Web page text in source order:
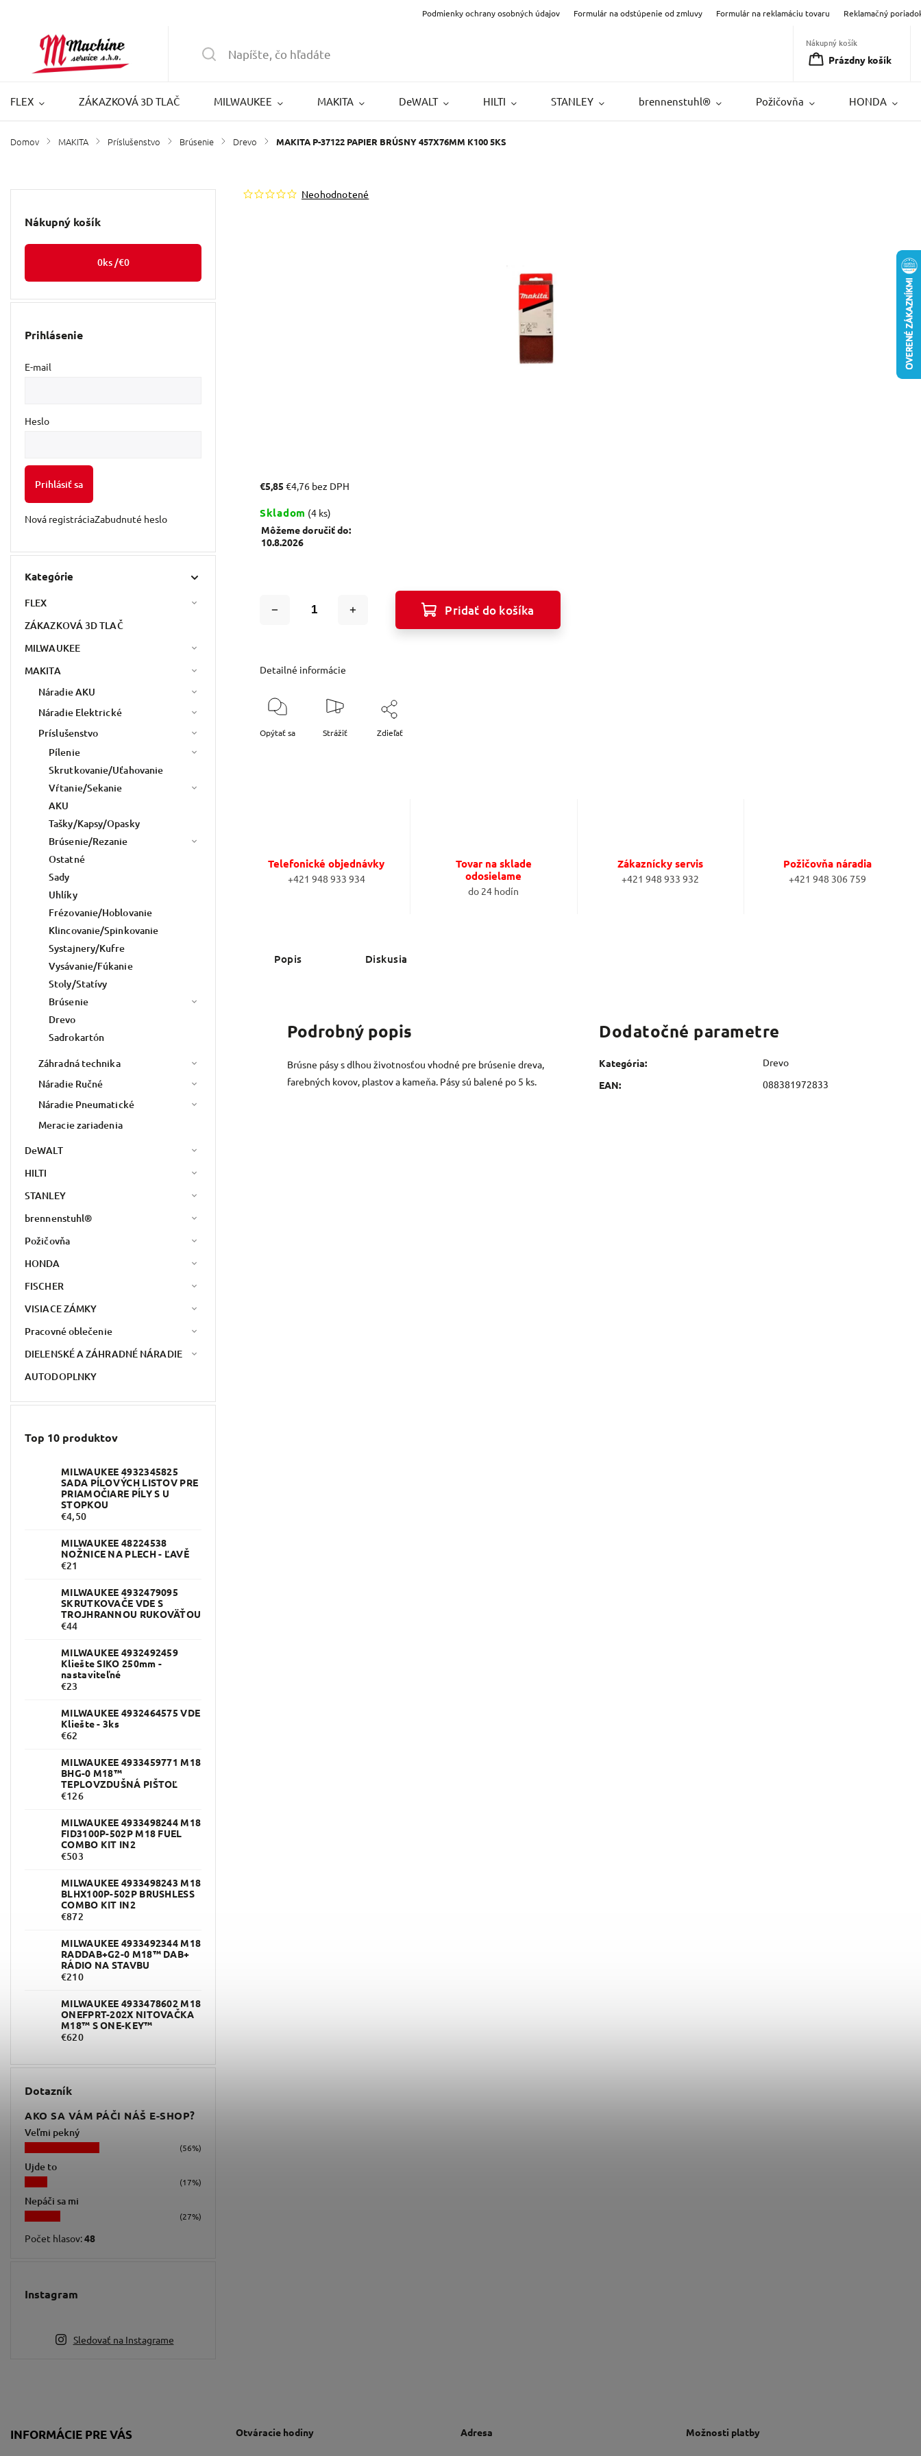
Podmienky ochrany osobných údajov Formulár na odstúpenie od zmluvy Formulár na reklamáciu tovaru Reklamačný
Nákupný košík
Prázdny košík
FLEX ZÁKAZKOVÁ 3D TLAČ MILWAUKEE MAKITA DeWALT HILTI STANLEY brennenstuhl® Požičovňa HONDA
Domov / MAKITA / Príslušenstvo / Brúsenie / Drevo / MAKITA P-37122 PAPIER BRÚSNY 457X76MM K100 5KS
Nákupný košík
0ks /€0
Prihlásenie
E-mail
Heslo
Prihlásiť sa
Nová registráciaZabudnuté heslo
Kategórie
FLEX
ZÁKAZKOVÁ 3D TLAČ
MILWAUKEE
MAKITA
Náradie AKU
Náradie Elektrické
Príslušenstvo
Pílenie
Skrutkovanie/Uťahovanie
Vŕtanie/Sekanie
AKU
Tašky/Kapsy/Opasky
Brúsenie/Rezanie
Ostatné
Sady
Uhlíky
Frézovanie/Hoblovanie
Klincovanie/Spinkovanie
Systajnery/Kufre
Vysávanie/Fúkanie
Stoly/Statívy
Brúsenie
Drevo
Sadrokartón
Záhradná technika
Náradie Ručné
Náradie Pneumatické
Meracie zariadenia
DeWALT
HILTI
STANLEY
brennenstuhl®
Požičovňa
HONDA
FISCHER
VISIACE ZÁMKY
Pracovné oblečenie
DIELENSKÉ A ZÁHRADNÉ NÁRADIE
AUTODOPLNKY
Top 10 produktov
MILWAUKEE 4932345825
SADA PÍLOVÝCH LISTOV PRE
PRIAMOČIARE PÍLY S U
STOPKOU
€4,50
MILWAUKEE 48224538
NOŽNICE NA PLECH - ĽAVĚ
€21
MILWAUKEE 4932479095
SKRUTKOVAČE VDE S
TROJHRANNOU RUKOVÄŤOU
€44
MILWAUKEE 4932492459
Kliešte SIKO 250mm -
nastaviteľné
€23
MILWAUKEE 4932464575 VDE
Kliešte - 3ks
€62
MILWAUKEE 4933459771 M18
BHG-0 M18™
TEPLOVZDUŠNÁ PIŠTOĽ
€126
MILWAUKEE 4933498244 M18
FID3100P-502P M18 FUEL
COMBO KIT IN2
€503
MILWAUKEE 4933498243 M18
BLHX100P-502P BRUSHLESS
COMBO KIT IN2
€872
MILWAUKEE 4933492344 M18
RADDAB+G2-0 M18™ DAB+
RÁDIO NA STAVBU
€210
MILWAUKEE 4933478602 M18
ONEFPRT-202X NITOVAČKA
M18™ S ONE-KEY™
€620
Dotazník
AKO SA VÁM PÁČI NÁŠ E-SHOP?
Veľmi pekný
(56%)
Ujde to
(17%)
Nepáči sa mi
(27%)
Počet hlasov:48
Instagram
Sledovať na Instagrame
Neohodnotené
€5,85 €4,76 bez DPH
Skladom (4 ks)
Môžeme doručiť do:
10.8.2026
Pridať do košíka
Detailné informácie
Opýtať sa Strážiť Zdieľať
Telefonické objednávky
+421 948 933 934
Tovar na sklade
odosielame
do 24 hodín
Zákaznícky servis
+421 948 933 932
Požičovňa náradia
+421 948 306 759
Popis Diskusia
Podrobný popis
Brúsne pásy s dlhou životnosťou vhodné pre brúsenie dreva,
farebných kovov, plastov a kameňa. Pásy sú balené po 5 ks.
Dodatočné parametre
Kategória:
Drevo
EAN: 088381972833
INFORMÁCIE PRE VÁS Otváracie hodiny Adresa Možnosti platby